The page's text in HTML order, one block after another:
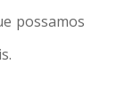
possamos